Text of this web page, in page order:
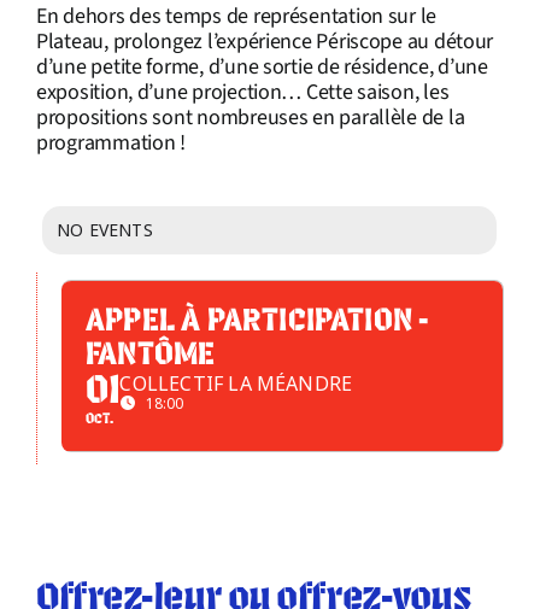
En dehors des temps de représentation sur le
Plateau, prolongez l’expérience Périscope au détour
d’une petite forme, d’une sortie de résidence, d’une
exposition, d’une projection… Cette saison, les
propositions sont nombreuses en parallèle de la
programmation !
NO EVENTS
APPEL À PARTICIPATION -
FANTÔME
01
OCT.
COLLECTIF LA MÉANDRE
18:00
Offrez-leur ou offrez-vous